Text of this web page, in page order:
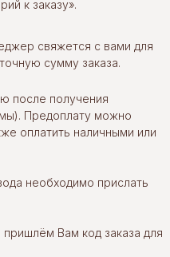
к заказу».
свяжется с вами для
сумму заказа.
после получения
Предоплату можно
оплатить наличными или
необходимо прислать
Вам код заказа для